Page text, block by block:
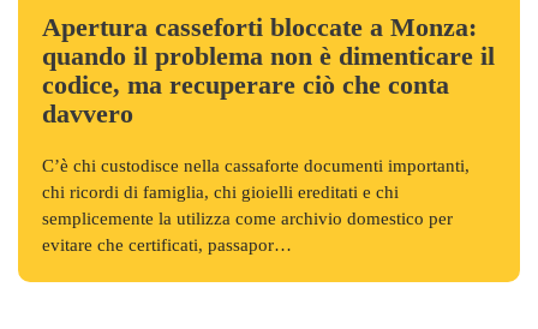
Apertura casseforti bloccate a Monza:
quando il problema non è dimenticare il
codice, ma recuperare ciò che conta
davvero
C’è chi custodisce nella cassaforte documenti importanti,
chi ricordi di famiglia, chi gioielli ereditati e chi
semplicemente la utilizza come archivio domestico per
evitare che certificati, passapor…